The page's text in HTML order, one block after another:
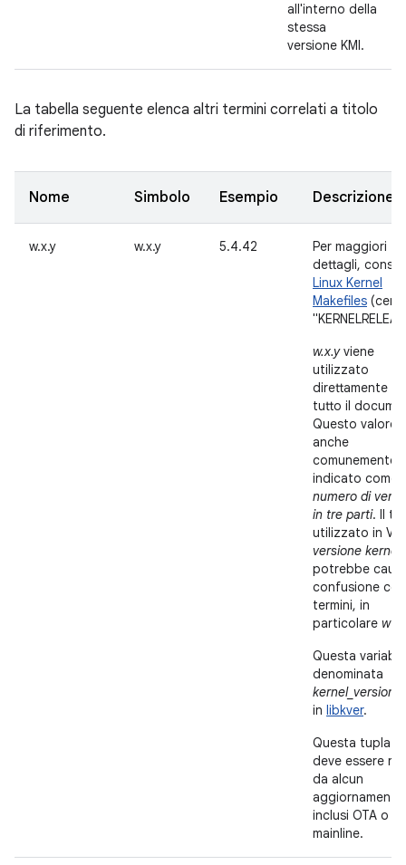
all'interno della
stessa
versione KMI.
La tabella seguente elenca altri termini correlati a titolo
di riferimento.
Nome Simbolo Esempio Descrizione
w.x.y w.x.y 5.4.42
Per maggiori
dettagli,
Linux Kernel
Makefiles
w.x.yviene
utilizzato
direttamente in
tutto il
Questo valore
anche
comunemente
indicato come
numero di
in tre parti. Il
utilizzato in
versione kernel
potrebbe
confusione
termini, in
particolare w.
Questa
denominata
in libkver.
Questa tupla
deve essere
da alcun
inclusi OTA o
mainline.